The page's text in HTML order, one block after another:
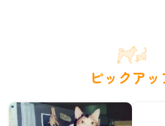
ピックアッ